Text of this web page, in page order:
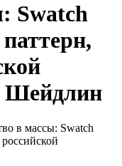
Swatch
Шейдлин
в массы: Swatch